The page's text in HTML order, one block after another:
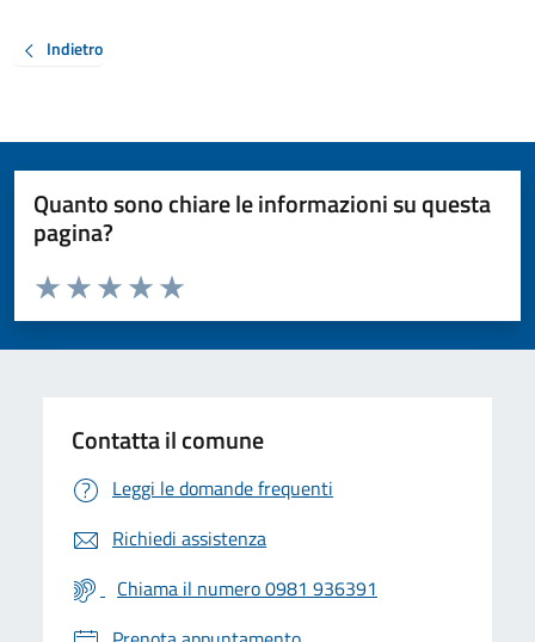
Indietro
Quanto sono chiare le informazioni su questa
pagina?
Valuta da 1 a 5 stelle la pagina
Valuta 5 stelle su 5
Valuta 4 stelle su 5
Valuta 3 stelle su 5
Valuta 2 stelle su 5
Valuta 1 stelle su 5
Contatta il comune
Leggi le domande frequenti
Richiedi assistenza
Chiama il numero 0981 936391